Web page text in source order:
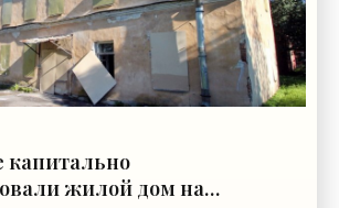
капитально
жилой дом на